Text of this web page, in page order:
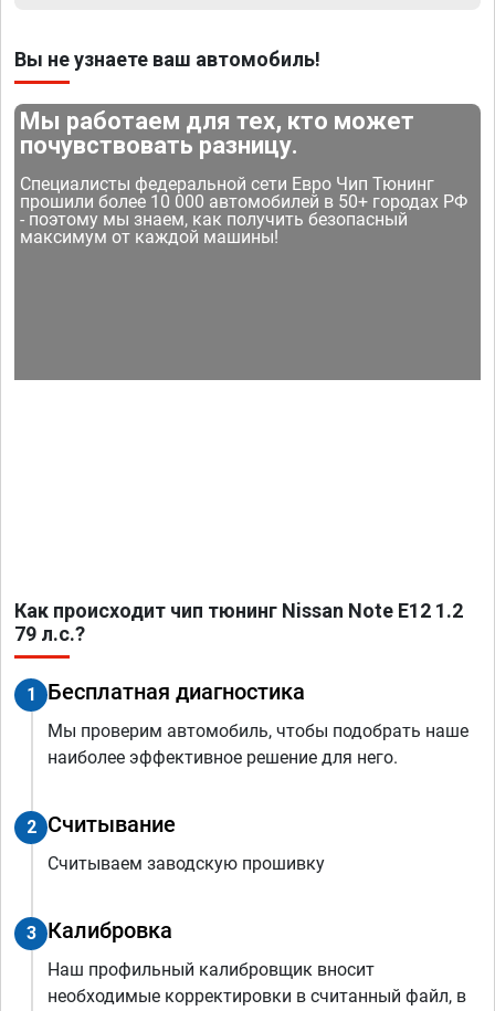
Вы не узнаете ваш автомобиль!
Мы работаем для тех, кто может
почувствовать разницу.
Специалисты федеральной сети Евро Чип Тюнинг
прошили более 10 000 автомобилей в 50+ городах РФ
- поэтому мы знаем, как получить безопасный
максимум от каждой машины!
Как происходит чип тюнинг Nissan Note E12 1.2
79 л.с.?
1 Бесплатная диагностика
Мы проверим автомобиль, чтобы подобрать наше
наиболее эффективное решение для него.
2 Считывание
Считываем заводскую прошивку
3 Калибровка
Наш профильный калибровщик вносит
необходимые корректировки в считанный файл, в